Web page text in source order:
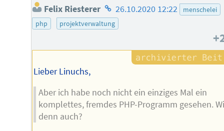
Felix Riesterer Homepage
des
26.10.2020 12:22
menschelei
php
projektverwaltung
Lieber Linuchs,
Aber ich habe noch nicht ein einziges Mal ein
komplettes, fremdes PHP-Programm gesehen.
denn auch?